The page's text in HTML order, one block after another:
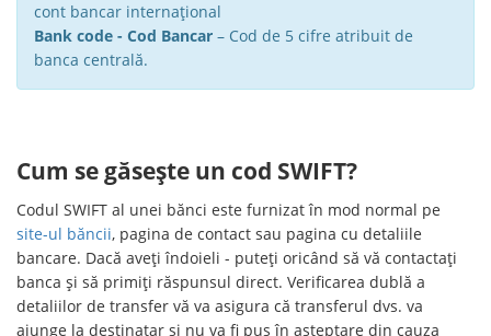
cont bancar internațional
Bank code - Cod Bancar – Cod de 5 cifre atribuit de
banca centrală.
Cum se găsește un cod SWIFT?
Codul SWIFT al unei bănci este furnizat în mod normal pe
site-ul băncii, pagina de contact sau pagina cu detaliile
bancare. Dacă aveți îndoieli - puteți oricând să vă contactați
banca și să primiți răspunsul direct. Verificarea dublă a
detaliilor de transfer vă va asigura că transferul dvs. va
ajunge la destinatar și nu va fi pus în așteptare din cauza